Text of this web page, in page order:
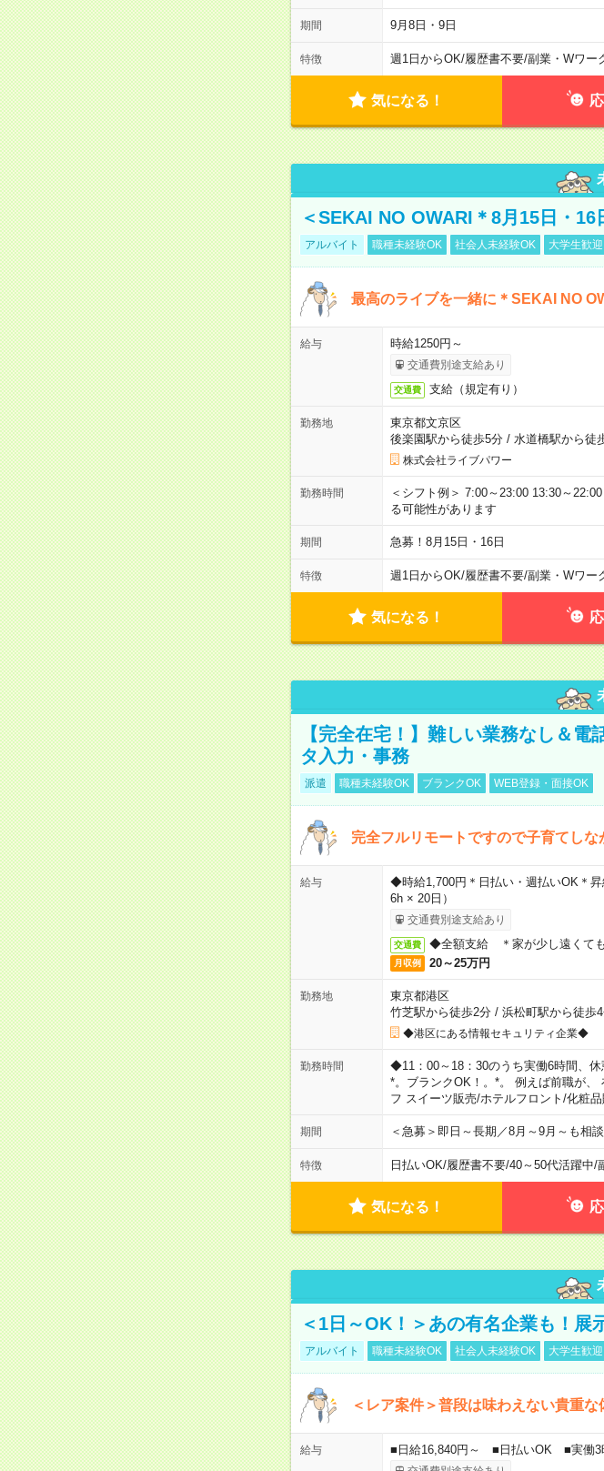
期間 9月8日・9日
特徴 週1日からOK/履歴書不要/副業・Wワー
気になる！
＜SEKAI NO OWARI＊8月15日・
アルバイト 職種未経験OK 社会人未経験OK 大学生歓迎
最高のライブを一緒に＊SEKAI NO
給与 時給1250円～
交通費別途支給あり
交通費 支給（規定有り）
勤務地
東京都文京区
後楽園駅から徒歩5分/ 水道橋駅から徒
株式会社ライブパワー
勤務時間
＜シフト例＞ 7:00～23:00 13:30～
る可能性があります
期間 急募！8月15日・16日
特徴 週1日からOK/履歴書不要/副業・Wワー
気になる！
【完全在宅！】難しい業務なし＆
タ入力・事務
派遣 職種未経験OK ブランクOK WEB登録・面接OK
完全フルリモートですので子育てしな
給与
◆時給1,700円＊日払い・週払いOK＊
6h × 20日）
交通費別途支給あり
交通費 ◆全額支給 ＊家が少し遠くても
月収例 20～25万円
勤務地
東京都港区
竹芝駅から徒歩2分/ 浜松町駅から徒歩
◆港区にある情報セキュリティ企業◆
勤務時間
◆11：00～18：30のうち実働6時間、
*。ブランクOK！。*。 例えば前職が
フ スイーツ販売/ホテルフロント/化粧
期間 ＜急募＞即日～長期／8月～9月～も相
特徴 日払いOK/履歴書不要/40～50代活躍中/
気になる！
＜1日～OK！＞あの有名企業も！展
アルバイト 職種未経験OK 社会人未経験OK 大学生歓迎
＜レア案件＞普段は味わえない貴重な
給与 ■日給16,840円～ ■日払いOK ■実働3